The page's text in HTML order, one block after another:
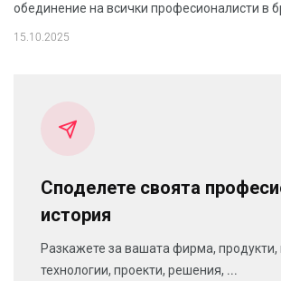
обединение на всички професионалисти в
15.10.2025
Споделете своята
история
Разкажете за вашата фирма,
технологии, проекти, решения, ...